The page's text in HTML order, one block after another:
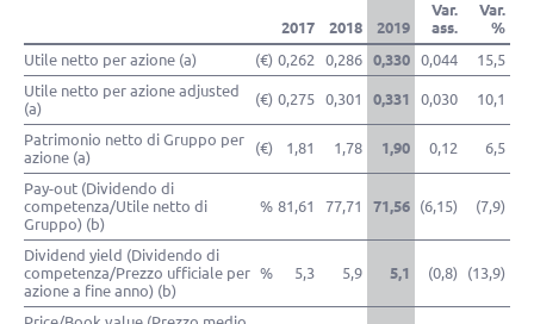
2017 2018 2019
Var.
ass.
Var.
%
Utile netto per azione (a) (€) 0,262 0,286 0,330 0,044
15,5
Utile netto per azione adjusted
(a)
(€) 0,275 0,301 0,331 0,030 10,1
Patrimonio netto di Gruppo per
azione (a)
(€) 1,81 1,78 1,90 0,12 6,5
Pay-out (Dividendo di
competenza/Utile netto di
Gruppo) (b)
% 81,61 77,71 71,56 (6,15) (7,9)
Dividend yield (Dividendo di
competenza/Prezzo ufficiale per
azione a fine anno) (b)
% 5,3 5,9 5,1 (0,8) (13,9)